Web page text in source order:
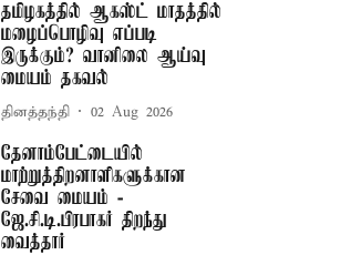
தமிழகத்தில் ஆகஸ்ட் மாதத்தில்
மழைப்பொழிவு எப்படி
இருக்கும்? வானிலை ஆய்வு
மையம் தகவல்
தினத்தந்தி 02 Aug 2026
தேனாம்பேட்டையில்
மாற்றுத்திறனாளிகளுக்கான
சேவை மையம் -
ஜே.சி.டி.பிரபாகர் திறந்து
வைத்தார்